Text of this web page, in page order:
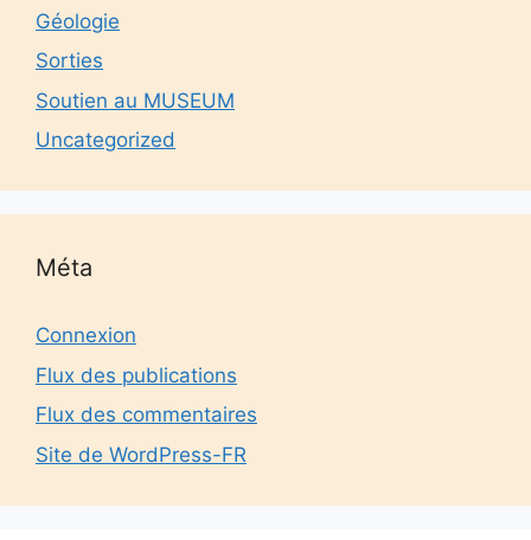
Géologie
Sorties
Soutien au MUSEUM
Uncategorized
Méta
Connexion
Flux des publications
Flux des commentaires
Site de WordPress-FR